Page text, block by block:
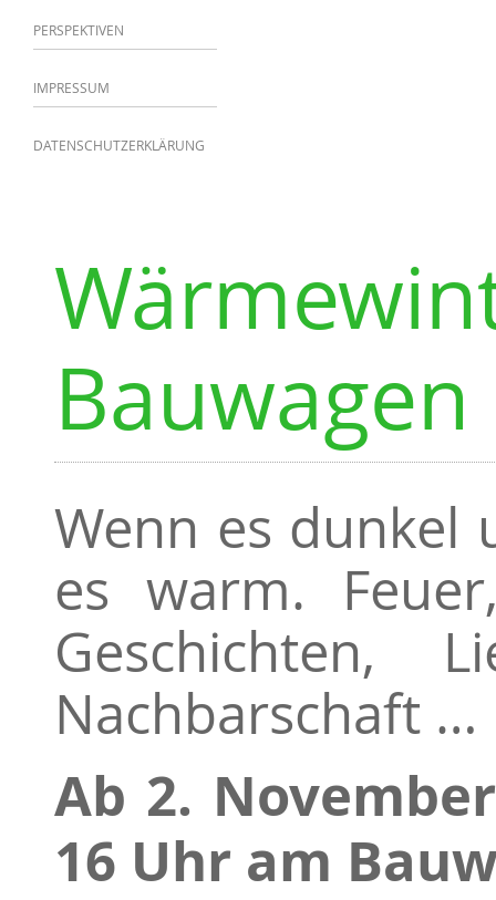
PERSPEKTIVEN
IMPRESSUM
DATENSCHUTZERKLÄRUNG
Bauwagen
Wenn es dunkel
es warm.
Geschichten,
Nachbarschaft …
Ab 2.
16 Uhr am